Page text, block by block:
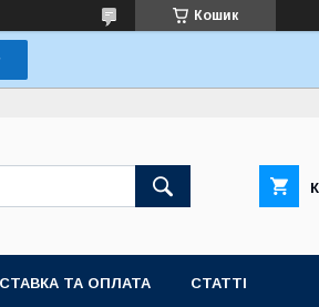
Кошик
ТА ОПЛАТА СТАТТІ